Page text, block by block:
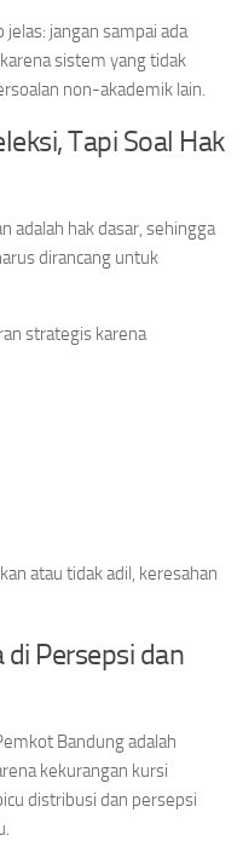
jangan sampai ada
sistem yang tidak
non-akademik lain.
Tapi Soal Hak
adalah hak dasar, sehingga
dirancang untuk
strategis karena
atau tidak adil, keresahan
Persepsi dan
Bandung adalah
kekurangan kursi
distribusi dan persepsi